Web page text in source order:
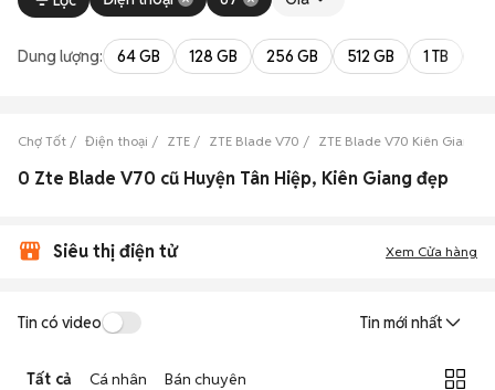
Dung lượng: 64 GB 128 GB 256 GB 512 GB 1 TB
Chợ Tốt Điện thoại ZTE ZTE Blade V70 ZTE Blade V70 Kiên Giang
0 Zte Blade V70 cũ Huyện Tân Hiệp, Kiên Giang đẹp
Siêu thị điện tử Xem Cửa hàng
Tin có video Tin mới nhất
Tất cả Cá nhân Bán chuyên